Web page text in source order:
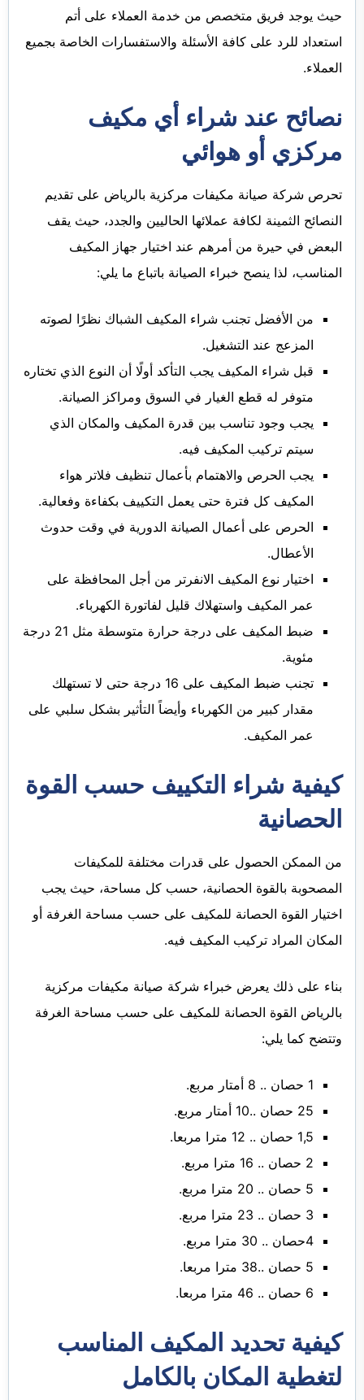
حيث يوجد فريق متخصص من خدمة العملاء على أتم
استعداد للرد على كافة الأسئلة والاستفسارات الخاصة بجميع
العملاء.
نصائح عند شراء أي مكيف
مركزي أو هوائي
تحرص شركة صيانة مكيفات مركزية بالرياض على تقديم
النصائح الثمينة لكافة عملائها الحاليين والجدد، حيث يقف
البعض في حيرة من أمرهم عند اختيار جهاز المكيف
المناسب، لذا ينصح خبراء الصيانة باتباع ما يلي:
من الأفضل تجنب شراء المكيف الشباك نظرًا لصوته
المزعج عند التشغيل.
قبل شراء المكيف يجب التأكد أولًا أن النوع الذي تختاره
متوفر له قطع الغيار في السوق ومراكز الصيانة.
يجب وجود تناسب بين قدرة المكيف والمكان الذي
سيتم تركيب المكيف فيه.
يجب الحرص والاهتمام بأعمال تنظيف فلاتر هواء
المكيف كل فترة حتى يعمل التكييف بكفاءة وفعالية.
الحرص على أعمال الصيانة الدورية في وقت حدوث
الأعطال.
اختيار نوع المكيف الانفرتر من أجل المحافظة على
عمر المكيف واستهلاك قليل لفاتورة الكهرباء.
ضبط المكيف على درجة حرارة متوسطة مثل 21 درجة
مئوية.
تجنب ضبط المكيف على 16 درجة حتى لا تستهلك
مقدار كبير من الكهرباء وأيضاً التأثير بشكل سلبي على
عمر المكيف.
كيفية شراء التكييف حسب القوة
الحصانية
من الممكن الحصول على قدرات مختلفة للمكيفات
المصحوبة بالقوة الحصانية، حسب كل مساحة، حيث يجب
اختيار القوة الحصانة للمكيف على حسب مساحة الغرفة أو
المكان المراد تركيب المكيف فيه.
بناء على ذلك يعرض خبراء شركة صيانة مكيفات مركزية
بالرياض القوة الحصانة للمكيف على حسب مساحة الغرفة
وتتضح كما يلي:
1 حصان .. 8 أمتار مربع.
25 حصان ..10 أمتار مربع.
1,5 حصان .. 12 مترا مربعا.
2 حصان .. 16 مترا مربع.
5 حصان .. 20 مترا مربع.
3 حصان .. 23 مترا مربع.
4حصان .. 30 مترا مربع.
5 حصان ..38 مترا مربعا.
6 حصان .. 46 مترا مربعا.
كيفية تحديد المكيف المناسب
لتغطية المكان بالكامل